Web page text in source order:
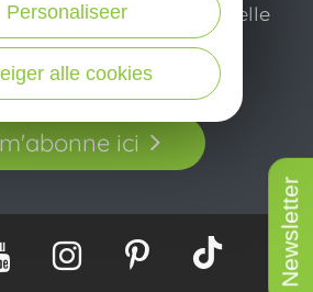
Newsletter
notre newsletter mensuelle
pour profiter
séjour en Aveyron.
ici
alle cookies
Personaliseer